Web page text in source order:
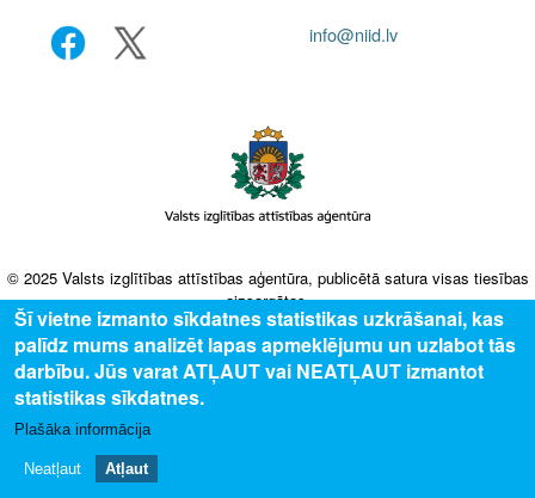
info@niid.lv
© 2025 Valsts izglītības attīstības aģentūra, publicētā satura visas tiesības
aizsargātas.
Šī vietne izmanto sīkdatnes statistikas uzkrāšanai, kas
palīdz mums analizēt lapas apmeklējumu un uzlabot tās
darbību. Jūs varat ATĻAUT vai NEATĻAUT izmantot
statistikas sīkdatnes.
Plašāka informācija
Neatļaut Atļaut